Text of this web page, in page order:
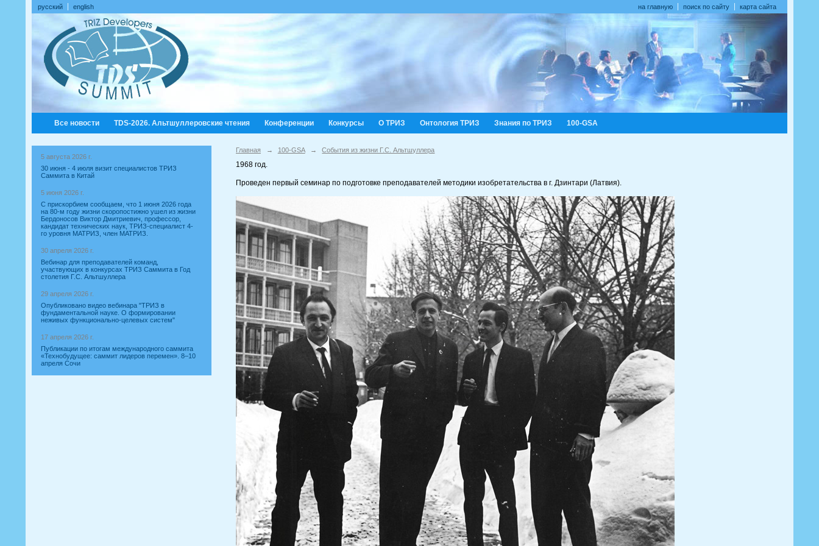
русский english на главную поиск по сайту карта сайта
Все новости TDS-2026. Альтшуллеровские чтения Конференции Конкурсы О ТРИЗ Онтология ТРИЗ Знания по ТРИЗ 100-GSA
5 августа 2026 г.
30 июня - 4 июля визит специалистов ТРИЗ
Саммита в Китай
5 июня 2026 г.
С прискорбием сообщаем, что 1 июня 2026 года
на 80-м году жизни скоропостижно ушел из жизни
Бердоносов Виктор Дмитриевич, профессор,
кандидат технических наук, ТРИЗ-специалист 4-
го уровня МАТРИЗ, член МАТРИЗ.
30 апреля 2026 г.
Вебинар для преподавателей команд,
участвующих в конкурсах ТРИЗ Саммита в Год
столетия Г.С. Альтшуллера
29 апреля 2026 г.
Опубликовано видео вебинара "ТРИЗ в
фундаментальной науке. О формировании
неживых функционально-целевых систем"
17 апреля 2026 г.
Публикации по итогам международного саммита
«Технобудущее: саммит лидеров перемен». 8–10
апреля Сочи
Главная → 100-GSA → События из жизни Г.С. Альтшуллера
1968 год.
Проведен первый семинар по подготовке преподавателей методики изобретательства в г. Дзинтари (Латвия).